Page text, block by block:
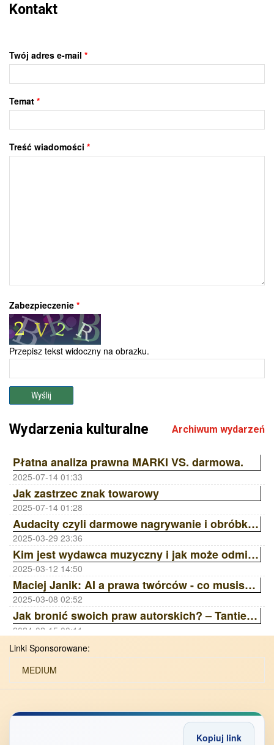
Kontakt
Twój adres e-mail *
Temat *
Treść wiadomości *
Zabezpieczenie *
Przepisz tekst widoczny na obrazku.
Wyślij
Wydarzenia kulturalne Archiwum wydarzeń
Płatna analiza prawna MARKI VS. darmowa.
2025-07-14 01:33
Jak zastrzec znak towarowy
2025-07-14 01:28
Audacity czyli darmowe nagrywanie i obróbka dźwięku
2025-03-29 23:36
Kim jest wydawca muzyczny i jak może odmienić Twoją karierę? | Ania Laskowska Sony Music Publishing ZAiKS Akademia
2025-03-12 14:50
Maciej Janik: AI a prawa twórców - co musisz wiedzieć? Wywiad z prawnikiem | ZAiKS Akademia
2025-03-08 02:52
Jak bronić swoich praw autorskich? – Tantiemy, Licencje, Ai | ZAiKS Akademia
2024-02-15 00:11
Linki Sponsorowane:
MEDIUM
Kopiuj link